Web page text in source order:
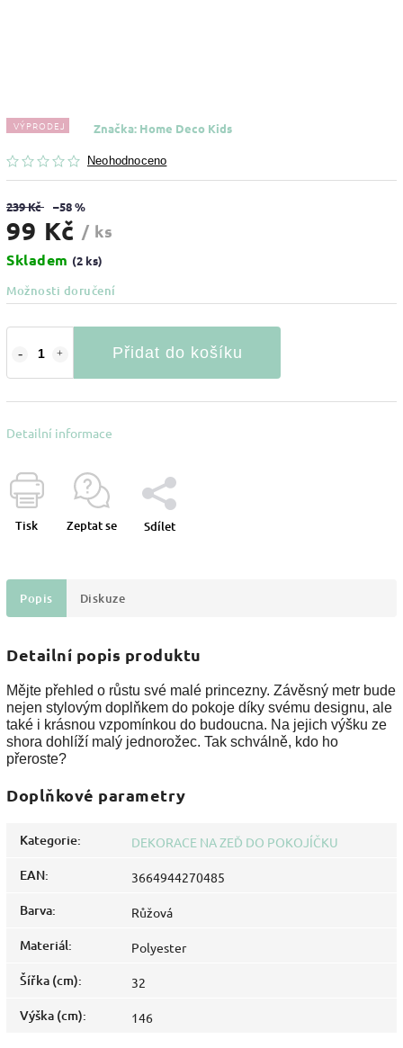
VÝPRODEJ
Neohodnoceno
Značka: Home Deco Kids
239 Kč –58 %
99 Kč / ks
Skladem (2 ks)
Možnosti doručení
Přidat do košíku
Detailní informace
Tisk Zeptat se Sdílet
Popis Diskuze
Detailní popis produktu
Mějte přehled o růstu své malé princezny. Závěsný metr bude
nejen stylovým doplňkem do pokoje díky svému designu, ale
také i krásnou vzpomínkou do budoucna. Na jejich výšku ze
shora dohlíží malý jednorožec. Tak schválně, kdo ho
přeroste?
Doplňkové parametry
Kategorie: DEKORACE NA ZEĎ DO POKOJÍČKU
EAN: 3664944270485
Barva: Růžová
Materiál: Polyester
Šířka (cm): 32
Výška (cm): 146